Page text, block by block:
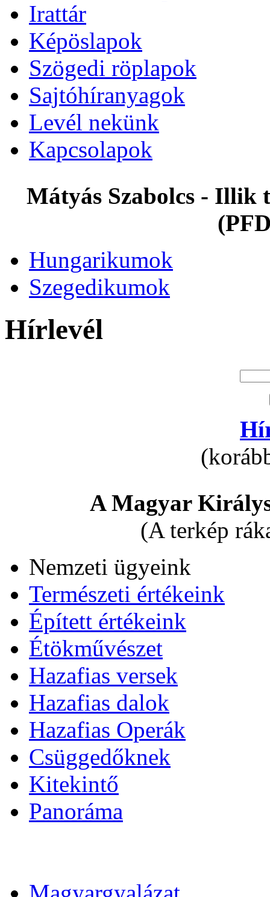
Irattár
Képöslapok
Szögedi röplapok
Sajtóhíranyagok
Levél nekünk
Kapcsolapok
Mátyás Szabolcs - Illik
Hungarikumok
Szegedikumok
Hírlevél
A Magyar
(A terkép
Nemzeti ügyeink
Természeti értékeink
Épített értékeink
Étökművészet
Hazafias versek
Hazafias dalok
Hazafias Operák
Csüggedőknek
Kitekintő
Panoráma